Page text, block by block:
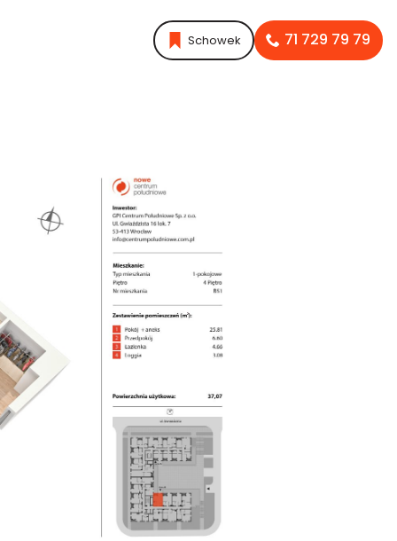
Schowek 71 729 79 79